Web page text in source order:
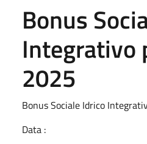
Bonus
Integrativo
2025
Bonus Sociale Idrico
Data :